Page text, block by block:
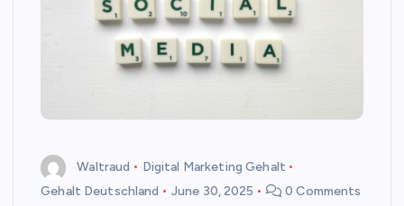
Waltraud
Digital Marketing Gehalt
Gehalt Deutschland
June 30, 2025 0 Comments